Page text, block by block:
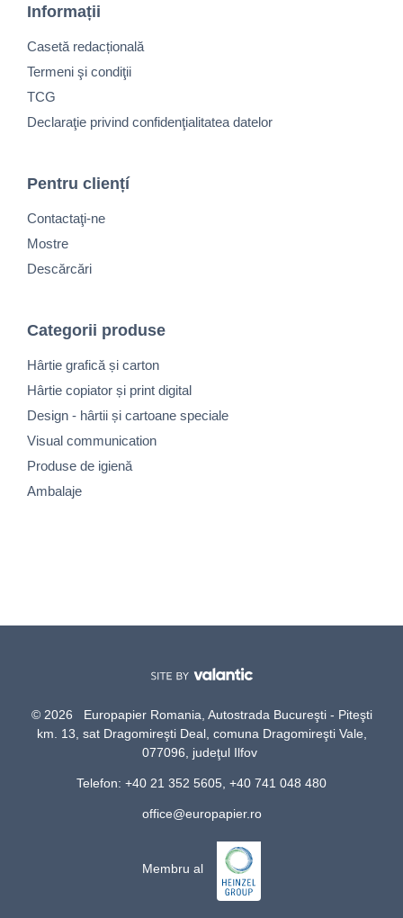
Informații
Casetă redacțională
Termeni şi condiţii
TCG
Declaraţie privind confidenţialitatea datelor
Pentru cliențí
Contactaţi-ne
Mostre
Descărcări
Categorii produse
Hârtie grafică și carton
Hârtie copiator și print digital
Design - hârtii și cartoane speciale
Visual communication
Produse de igienă
Ambalaje
© 2026 Europapier Romania, Autostrada Bucureşti - Piteşti
km. 13, sat Dragomireşti Deal, comuna Dragomireşti Vale,
077096, judeţul Ilfov
Telefon: +40 21 352 5605, +40 741 048 480
office@europapier.ro
Membru al